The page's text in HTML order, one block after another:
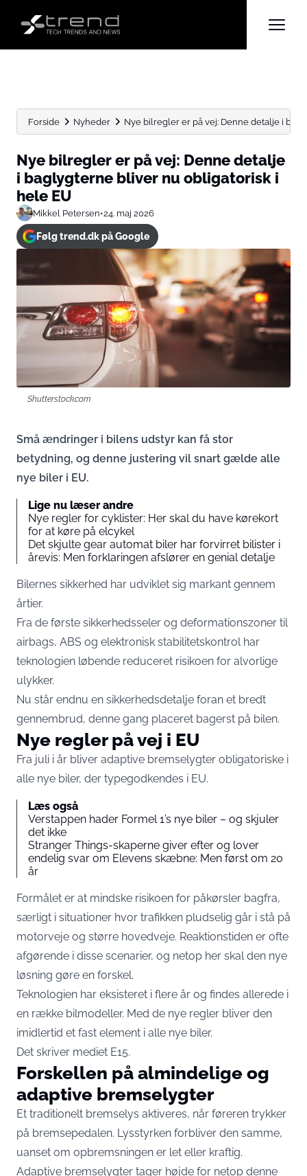
Forside Nyheder Nye bilregler er på vej: Denne detalje i
Nye bilregler er på vej: Denne detalje
i baglygterne bliver nu obligatorisk i
hele EU
Mikkel Petersen•24. maj 2026
Følg trend.dk på Google
Shutterstock.com
Små ændringer i bilens udstyr kan få stor
betydning, og denne justering vil snart gælde alle
nye biler i EU.
Lige nu læser andre
Nye regler for cyklister: Her skal du have kørekort
for at køre på elcykel
Det skjulte gear automat biler har forvirret bilister i
årevis: Men forklaringen afslører en genial detalje
Bilernes sikkerhed har udviklet sig markant gennem
årtier.
Fra de første sikkerhedsseler og deformationszoner til
airbags, ABS og elektronisk stabilitetskontrol har
teknologien løbende reduceret risikoen for alvorlige
ulykker.
Nu står endnu en sikkerhedsdetalje foran et bredt
gennembrud, denne gang placeret bagerst på bilen.
Nye regler på vej i EU
Fra juli i år bliver adaptive bremselygter obligatoriske i
alle nye biler, der typegodkendes i EU.
Læs også
Verstappen hader Formel 1’s nye biler – og skjuler
det ikke
Stranger Things-skaperne giver efter og lover
endelig svar om Elevens skæbne: Men først om 20
år
Formålet er at mindske risikoen for påkørsler bagfra,
særligt i situationer hvor trafikken pludselig går i stå på
motorveje og større hovedveje. Reaktionstiden er ofte
afgørende i disse scenarier, og netop her skal den nye
løsning gøre en forskel.
Teknologien har eksisteret i flere år og findes allerede i
en række bilmodeller. Med de nye regler bliver den
imidlertid et fast element i alle nye biler.
Det skriver mediet E15.
Forskellen på almindelige og
adaptive bremselygter
Et traditionelt bremselys aktiveres, når føreren trykker
på bremsepedalen. Lysstyrken forbliver den samme,
uanset om opbremsningen er let eller kraftig.
Adaptive bremselygter tager højde for netop denne